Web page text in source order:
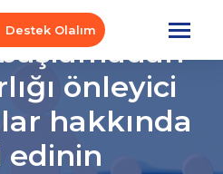
Destek Olalım
önleyici
hakkında
edinin